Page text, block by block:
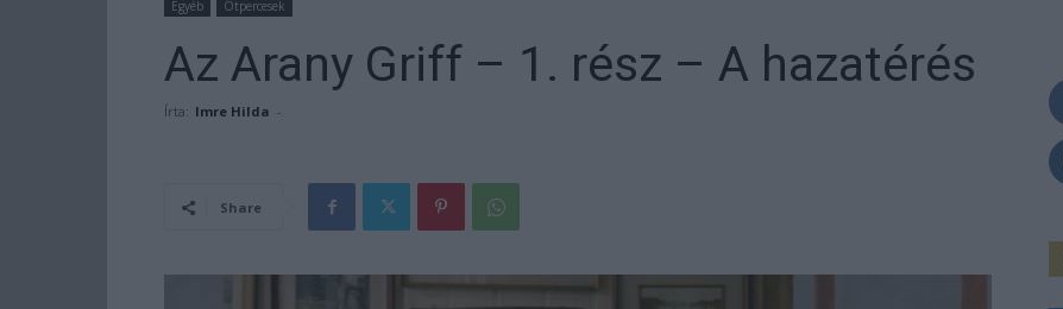
Magazin
Egyéb Ötpercesek
Az Arany Griff – 1. rész – A hazatérés
Írta: Imre Hilda -
Share